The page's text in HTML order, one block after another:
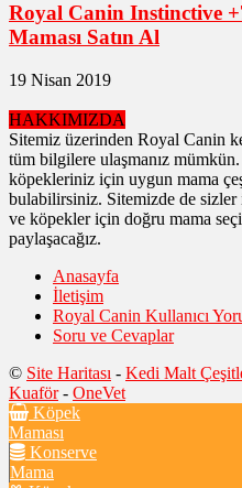
Royal Canin Instinctive
Maması Satın Al
19 Nisan 2019
HAKKIMIZDA
Sitemiz üzerinden Royal Canin
tüm bilgilere ulaşmanız
köpekleriniz için uygun mama
bulabilirsiniz. Sitemizde de sizler
ve köpekler için doğru mama
paylaşacağız.
Anasayfa
İletişim
Royal Canin Kullanıcı
Soru ve Cevaplar
© Site Haritası - Kedi Malt
Kuaför- OneVet
Köpek
Maması
Konserve
Mama